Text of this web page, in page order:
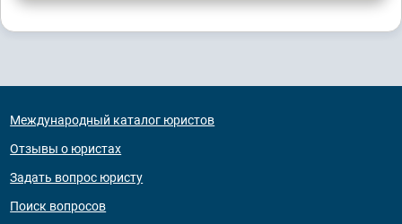
Международный каталог юристов
Отзывы о юристах
Задать вопрос юристу
Поиск вопросов